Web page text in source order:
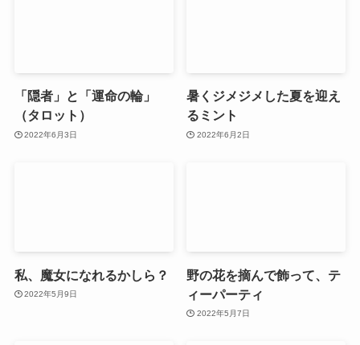
「隠者」と「運命の輪」
（タロット）
2022年6月3日
暑くジメジメした夏を迎え
るミント
2022年6月2日
私、魔女になれるかしら？
2022年5月9日
野の花を摘んで飾って、テ
ィーパーティ
2022年5月7日